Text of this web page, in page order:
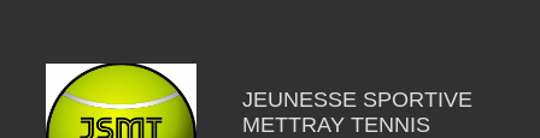
JEUNESSE SPORTIVE
METTRAY TENNIS